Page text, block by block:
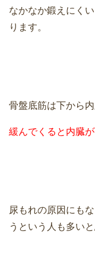
なかなか鍛えにく
ります。
骨盤底筋は下から
緩んでくると内臓
尿もれの原因にも
うという人も多いと